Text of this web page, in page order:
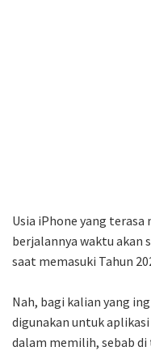
Usia iPhone yang terasa
berjalannya waktu akan
saat memasuki Tahun
Nah, bagi kalian yang
digunakan untuk
dalam memilih, sebab